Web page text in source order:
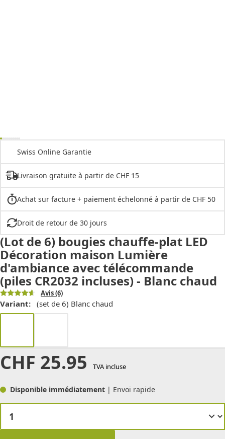
Swiss Online Garantie
Livraison gratuite à partir de CHF 15
Achat sur facture + paiement échelonné à partir de CHF 50
Droit de retour de 30 jours
(Lot de 6) bougies chauffe-plat LED
Décoration maison Lumière
d'ambiance avec télécommande
(piles CR2032 incluses) - Blanc chaud
Avis(6)
Variant: (set de 6) Blanc chaud
CHF 25.95 TVA incluse
Disponible immédiatement | Envoi rapide